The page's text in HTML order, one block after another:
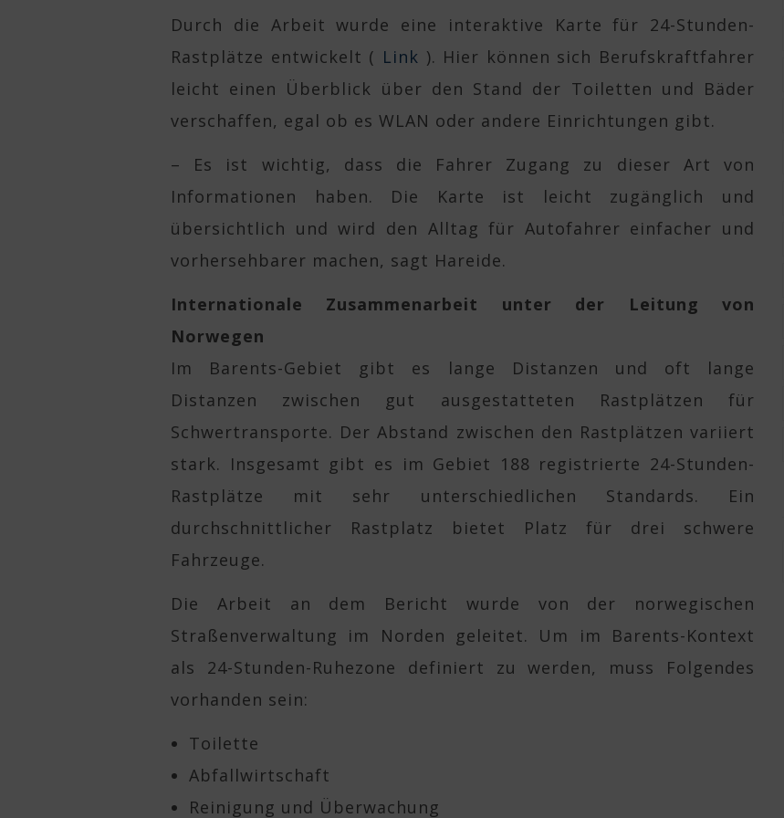
Durch die Arbeit wurde eine interaktive Karte für 24-Stunden-
Rastplätze entwickelt ( Link ). Hier können sich Berufskraftfahrer
leicht einen Überblick über den Stand der Toiletten und Bäder
verschaffen, egal ob es WLAN oder andere Einrichtungen gibt.
– Es ist wichtig, dass die Fahrer Zugang zu dieser Art von
Informationen haben. Die Karte ist leicht zugänglich und
übersichtlich und wird den Alltag für Autofahrer einfacher und
vorhersehbarer machen, sagt Hareide.
Internationale Zusammenarbeit unter der Leitung von
Norwegen
Im Barents-Gebiet gibt es lange Distanzen und oft lange
Distanzen zwischen gut ausgestatteten Rastplätzen für
Schwertransporte. Der Abstand zwischen den Rastplätzen variiert
stark. Insgesamt gibt es im Gebiet 188 registrierte 24-Stunden-
Rastplätze mit sehr unterschiedlichen Standards. Ein
durchschnittlicher Rastplatz bietet Platz für drei schwere
Fahrzeuge.
Die Arbeit an dem Bericht wurde von der norwegischen
Straßenverwaltung im Norden geleitet. Um im Barents-Kontext
als 24-Stunden-Ruhezone definiert zu werden, muss Folgendes
vorhanden sein:
Toilette
Abfallwirtschaft
Reinigung und Überwachung